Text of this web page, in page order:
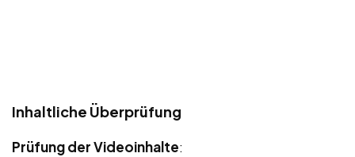
Inhaltliche Überprüfung
Prüfung der Videoinhalte: